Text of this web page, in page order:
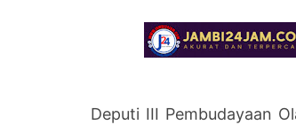
Deputi III Pembudayaan